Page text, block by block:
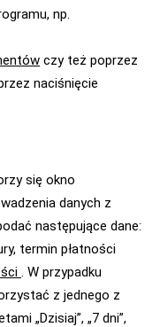
np.
czy też poprzez
naciśnięcie
się okno
danych z
następujące dane:
termin płatności
. W przypadku
z jednego z
„Dzisiaj”, „7 dni”,